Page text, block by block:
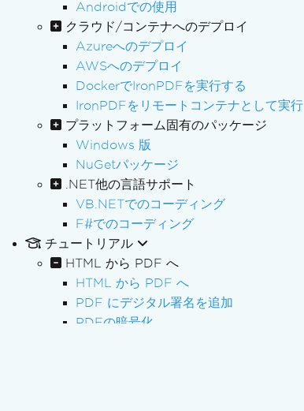
Androidでの使用
クラウド/コンテナへのデプロイ
Azureへのデプロイ
AWSへのデプロイ
DockerでIronPDFを実行する
IronPDFをリモートコンテナとして実行
プラットフォーム固有のパッケージ
Windows 版
NuGetパッケージ
.NET他の言語サポート
VB.NETでのコーディング
F#でのコーディング
チュートリアル
HTML から PDF へ
HTML から PDF へ
PDF にデジタル署名を追加
PDFの暗号化